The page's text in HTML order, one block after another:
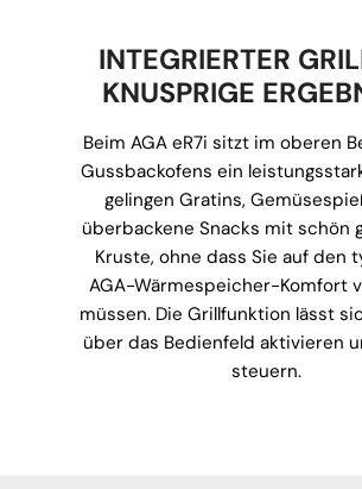
INTEGRIERTER
KNUSPRIGE
Beim AGA eR7i sitzt im oberen
Gussbackofens ein
gelingen Gratins,
überbackene Snacks mit schön
Kruste, ohne dass Sie auf den
AGA-Wärmespeicher-Komfort
müssen. Die Grillfunktion lässt
über das Bedienfeld aktivieren
steuern.